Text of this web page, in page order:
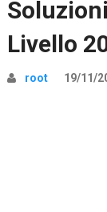
Livello
root 19/11/